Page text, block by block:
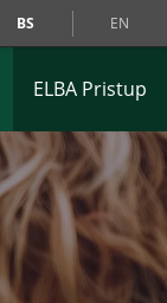
BS EN
ELBA Pristup